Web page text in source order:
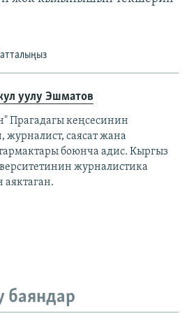
уулу Эшматов
Прагадагы кеңсесинин
журналист, саясат жана
боюнча адис. Кыргыз
журналистика
аяктаган.
баяндар